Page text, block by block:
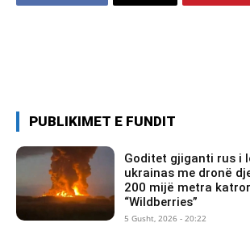
PUBLIKIMET E FUNDIT
Goditet gjiganti rus i
ukrainas me dronë
200 mijë metra
“Wildberries”
5 Gusht, 2026 - 20:22